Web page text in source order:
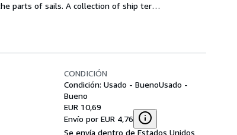
parts of sails. A collection of ship ter…
CONDICIÓN
Condición: Usado - BuenoUsado -
Bueno
EUR 10,69
Envío por EUR 4,76
Se envía dentro de Estados Unidos